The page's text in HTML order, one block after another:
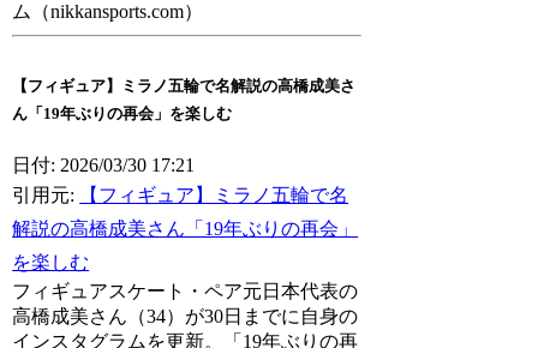
ム（nikkansports.com）
【フィギュア】ミラノ五輪で名解説の高橋成美さ
ん「19年ぶりの再会」を楽しむ
日付: 2026/03/30 17:21
引用元:
【フィギュア】ミラノ五輪で名
解説の高橋成美さん「19年ぶりの再会」
を楽しむ
フィギュアスケート・ペア元日本代表の
高橋成美さん（34）が30日までに自身の
インスタグラムを更新。「19年ぶりの再